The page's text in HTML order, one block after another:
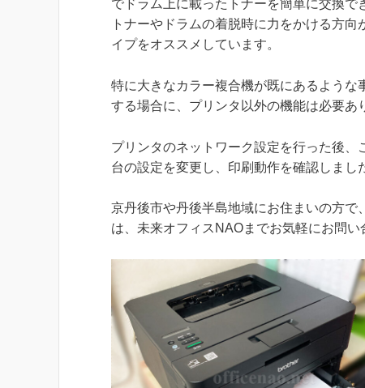
でドラム上に載ったトナーを簡単に交換で
トナーやドラムの着脱時に力をかける方
イプをオススメしています。
特に大きなカラー複合機が既にあるよう
する場合に、プリンタ以外の機能は必要あ
プリンタのネットワーク設定を行った後
台の設定を変更し、印刷動作を確認しまし
京丹後市や丹後半島地域にお住まいの方
は、未来オフィスNAOまでお気軽にお問い